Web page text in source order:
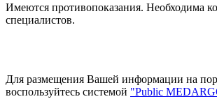
Имеются противопоказания. Необходима
специалистов.
Для размещения Вашей информации на
воспользуйтесь системой "Public